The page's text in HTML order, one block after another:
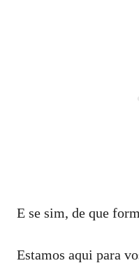
E se sim, de que
Estamos aqui para